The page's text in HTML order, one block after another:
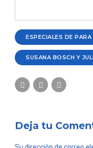
ESPECIALES DE
SUSANA BOSCH Y
Deja tu